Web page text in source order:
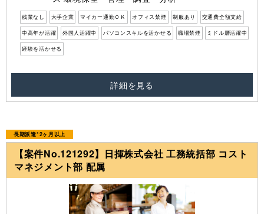
残業なし 大手企業 マイカー通勤ＯＫ オフィス禁煙 制服あり 交通費全額支給
中高年が活躍 外国人活躍中 パソコンスキルを活かせる 職場禁煙 ミドル層活躍中
経験を活かせる
詳細を見る
長期派遣*2ヶ月以上
【案件No.121292】日揮株式会社 工務統括部 コスト
マネジメント部 配属